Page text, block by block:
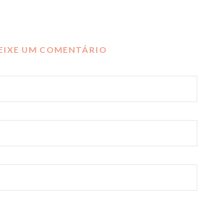
UM COMENTÁRIO